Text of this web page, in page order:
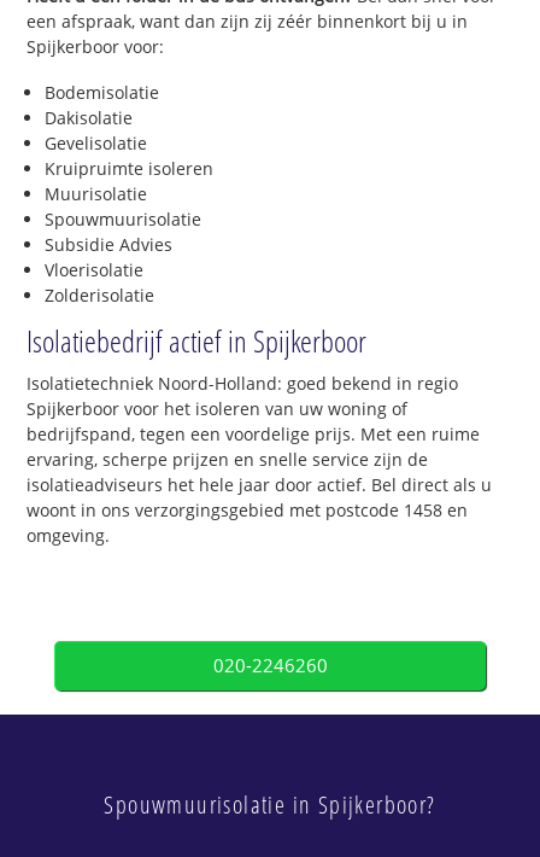
een afspraak, want dan zijn zij zéér binnenkort bij u in
Spijkerboor voor:
Bodemisolatie
Dakisolatie
Gevelisolatie
Kruipruimte isoleren
Muurisolatie
Spouwmuurisolatie
Subsidie Advies
Vloerisolatie
Zolderisolatie
Isolatiebedrijf actief in Spijkerboor
Isolatietechniek Noord-Holland: goed bekend in regio
Spijkerboor voor het isoleren van uw woning of
bedrijfspand, tegen een voordelige prijs. Met een ruime
ervaring, scherpe prijzen en snelle service zijn de
isolatieadviseurs het hele jaar door actief. Bel direct als u
woont in ons verzorgingsgebied met postcode 1458 en
omgeving.
020-2246260
Spouwmuurisolatie in Spijkerboor?